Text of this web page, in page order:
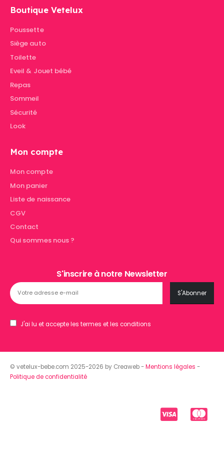
Boutique Vetelux
Poussette
Siège auto
Toilette
Eveil & Jouet bébé
Repas
Sommeil
Sécurité
Look
Mon compte
Mon compte
Mon panier
Liste de naissance
CGV
Contact
Qui sommes nous ?
S'inscrire à notre Newsletter
J'ai lu et accepte les termes et les conditions
© vetelux-bebe.com 2025-2026 by Creaweb -Mentions légales -
Politique de confidentialité